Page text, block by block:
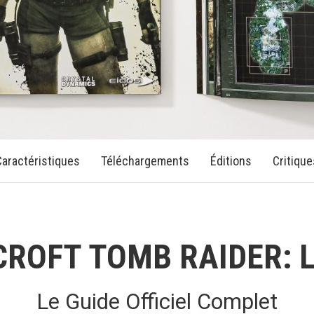
TOMB RAIDER:
Le Guide Officiel Complet
Téléchargements Éditions